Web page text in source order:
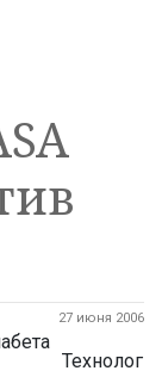
27 июня 2006
Технолог